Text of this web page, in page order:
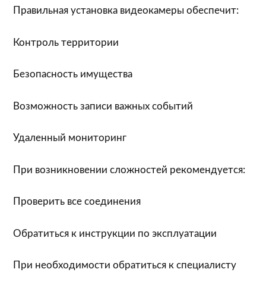
Правильная установка видеокамеры обеспечит:
Контроль территории
Безопасность имущества
Возможность записи важных событий
Удаленный мониторинг
При возникновении сложностей рекомендуется:
Проверить все соединения
Обратиться к инструкции по эксплуатации
При необходимости обратиться к специалисту